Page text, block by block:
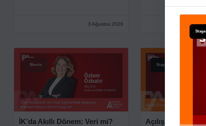
3 Ağustos 2026
Shorts
İK’da Akıllı Dönem: Veri mi?
Stage
Açılış Konuşmaları
Stage